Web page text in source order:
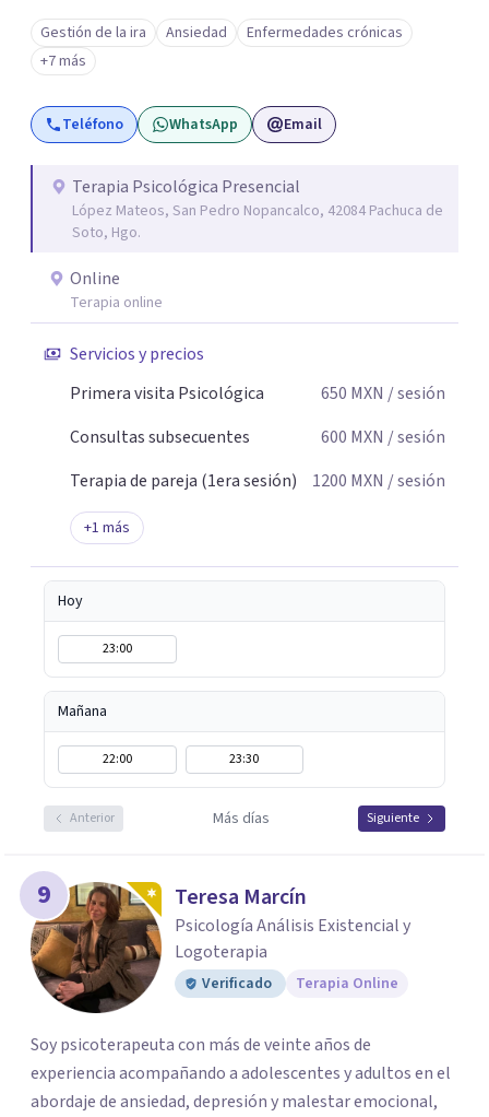
Gestión de la ira Ansiedad
Enfermedades crónicas
+7 más
Teléfono WhatsApp Email
Terapia Psicológica Presencial
López Mateos, San Pedro Nopancalco, 42084 Pachuca de
Soto, Hgo.
Online
Terapia online
Servicios y precios
Primera visita Psicológica
650 MXN / sesión
Consultas subsecuentes
600 MXN / sesión
Terapia de pareja (1era sesión)
1200 MXN / sesión
+1 más
Hoy
23:00
Mañana
22:00 23:30
Anterior Más días Siguiente
9 Teresa Marcín
Psicología Análisis Existencial y
Logoterapia
Verificado Terapia Online
Soy psicoterapeuta con más de veinte años de
experiencia acompañando a adolescentes y adultos en el
abordaje de ansiedad, depresión y malestar emocional,